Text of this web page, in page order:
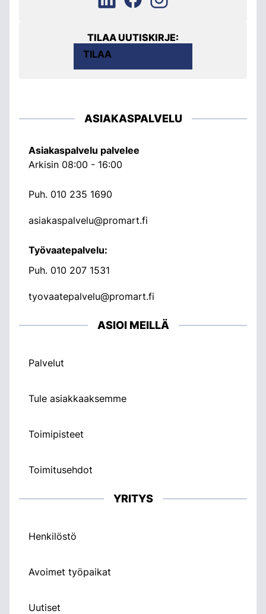
TILAA UUTISKIRJE:
TILAA
ASIAKASPALVELU
Asiakaspalvelu palvelee
Arkisin 08:00 - 16:00
Puh. 010 235 1690
asiakaspalvelu@promart.fi
Työvaatepalvelu:
Puh. 010 207 1531
tyovaatepalvelu@promart.fi
ASIOI MEILLÄ
Palvelut
Tule asiakkaaksemme
Toimipisteet
Toimitusehdot
YRITYS
Henkilöstö
Avoimet työpaikat
Uutiset